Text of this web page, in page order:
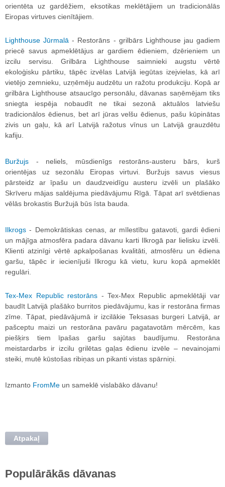
orientēta uz gardēžiem, eksotikas meklētājiem un tradicionālās
Eiropas virtuves cienītājiem.
Lighthouse Jūrmalā - Restorāns - grilbārs Lighthouse jau gadiem
priecē savus apmeklētājus ar gardiem ēdieniem, dzērieniem un
izcilu servisu. Grilbāra Lighthouse saimnieki augstu vērtē
ekoloģisku pārtiku, tāpēc izvēlas Latvijā iegūtas izejvielas, kā arī
vietējo zemnieku, uzņēmēju audzētu un ražotu produkciju. Kopā ar
grilbāra Lighthouse atsaucīgo personālu, dāvanas saņēmējam tiks
sniegta iespēja nobaudīt ne tikai sezonā aktuālos latviešu
tradicionālos ēdienus, bet arī jūras velšu ēdienus, pašu kūpinātas
zivis un gaļu, kā arī Latvijā ražotus vīnus un Latvijā grauzdētu
kafiju.
Buržujs - neliels, mūsdienīgs restorāns-austeru bārs, kurš
orientējas uz sezonālu Eiropas virtuvi. Buržujs savus viesus
pārsteidz ar īpašu un daudzveidīgu austeru izvēli un plašāko
Skrīveru mājas saldējuma piedāvājumu Rīgā. Tāpat arī svētdienas
vēlās brokastis Buržujā būs īsta bauda.
Ilkrogs - Demokrātiskas cenas, ar mīlestību gatavoti, gardi ēdieni
un mājīga atmosfēra padara dāvanu karti Ilkrogā par lielisku izvēli.
Klienti atzinīgi vērtē apkalpošanas kvalitāti, atmosfēru un ēdiena
garšu, tāpēc ir iecienījuši Ilkrogu kā vietu, kuru kopā apmeklēt
regulāri.
Tex-Mex Republic restorāns - Tex-Mex Republic apmeklētāji var
baudīt Latvijā plašāko burritos piedāvājumu, kas ir restorāna firmas
zīme. Tāpat, piedāvājumā ir izcilākie Teksasas burgeri Latvijā, ar
pašceptu maizi un restorāna pavāru pagatavotām mērcēm, kas
piešķirs tiem īpašas garšu sajūtas baudījumu. Restorāna
meistardarbs ir izcilu grilētas gaļas ēdienu izvēle – nevainojami
steiki, mutē kūstošas ribiņas un pikanti vistas spārniņi.
Izmanto FromMe un sameklē vislabāko dāvanu!
Atpakaļ
Populārākās dāvanas